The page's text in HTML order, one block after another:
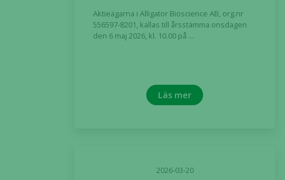
Aktieägarna i Alligator Bioscience AB, org.nr
556597-8201, kallas till årsstämma onsdagen
den 6 maj 2026, kl. 10.00 på ...
Läs mer
2026-03-20